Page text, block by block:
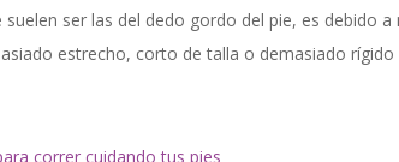
ser las del dedo gordo del pie, es debido
estrecho, corto de talla o demasiado rígido